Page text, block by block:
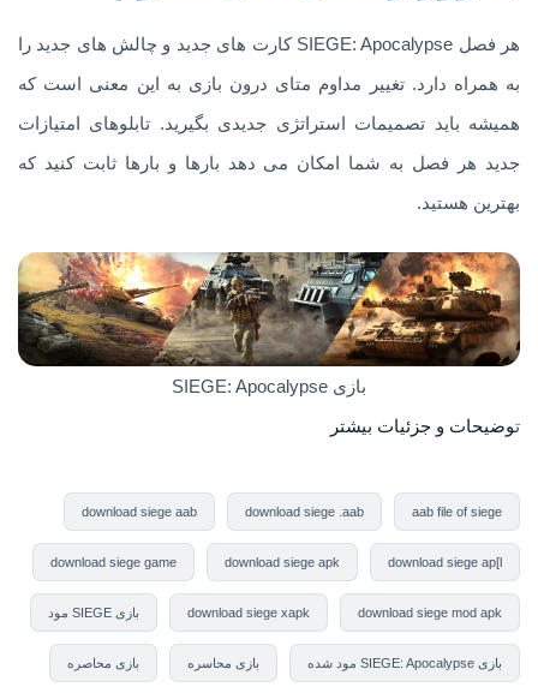
هر فصل SIEGE: Apocalypse کارت های جدید و چالش های جدید را
به همراه دارد. تغییر مداوم متای درون بازی به این معنی است که
همیشه باید تصمیمات استراتژی جدیدی بگیرید. تابلوهای امتیازات
جدید هر فصل به شما امکان می دهد بارها و بارها ثابت کنید که
بهترین هستید.
بازی SIEGE: Apocalypse
توضیحات و جزئیات بیشتر
aab file of siege
download siege .aab
download siege aab
download siege ap[l
download siege apk
download siege game
download siege mod apk
download siege xapk بازی SIEGE مود
بازی SIEGE: Apocalypse مود شده بازی محاسره بازی محاصره